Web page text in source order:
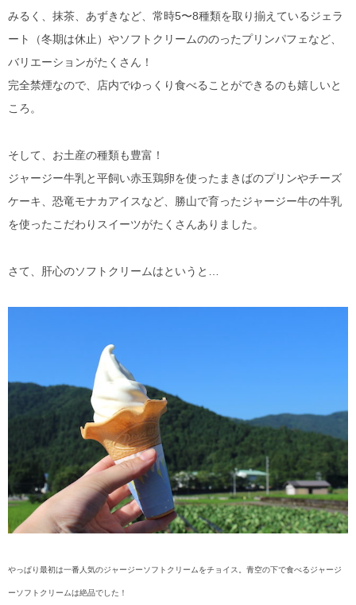
みるく、抹茶、あずきなど、常時5〜8種類を取り揃えているジェラ
ート（冬期は休止）やソフトクリームののったプリンパフェなど、
バリエーションがたくさん！
完全禁煙なので、店内でゆっくり食べることができるのも嬉しいと
ころ。
そして、お土産の種類も豊富！
ジャージー牛乳と平飼い赤玉鶏卵を使ったまきばのプリンやチーズ
ケーキ、恐竜モナカアイスなど、勝山で育ったジャージー牛の牛乳
を使ったこだわりスイーツがたくさんありました。
さて、肝心のソフトクリームはというと…
やっぱり最初は一番人気のジャージーソフトクリームをチョイス。青空の下で食べるジャージ
ーソフトクリームは絶品でした！